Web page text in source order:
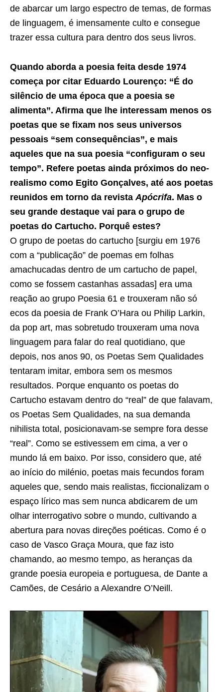
de abarcar um largo espectro de temas, de formas
de linguagem, é imensamente culto e consegue
trazer essa cultura para dentro dos seus livros.
Quando aborda a poesia feita desde 1974
começa por citar Eduardo Lourenço: “É do
silêncio de uma época que a poesia se
alimenta”. Afirma que lhe interessam menos os
poetas que se fixam nos seus universos
pessoais “sem consequências”, e mais
aqueles que na sua poesia “configuram o seu
tempo”. Refere poetas ainda próximos do neo-
realismo como Egito Gonçalves, até aos poetas
reunidos em torno da revistaApócrifa. Mas o
seu grande destaque vai para o grupo de
poetas do Cartucho. Porquê estes?
O grupo de poetas do cartucho [surgiu em 1976
com a “publicação” de poemas em folhas
amachucadas dentro de um cartucho de papel,
como se fossem castanhas assadas] era uma
reação ao grupo Poesia 61 e trouxeram não só
ecos da poesia de Frank O’Hara ou Philip Larkin,
da pop art, mas sobretudo trouxeram uma nova
linguagem para falar do real quotidiano, que
depois, nos anos 90, os Poetas Sem Qualidades
tentaram imitar, embora sem os mesmos
resultados. Porque enquanto os poetas do
Cartucho estavam dentro do “real” de que falavam,
os Poetas Sem Qualidades, na sua demanda
nihilista total, posicionavam-se sempre fora desse
“real”. Como se estivessem em cima, a ver o
mundo lá em baixo. Por isso, considero que, até
ao início do milénio, poetas mais fecundos foram
aqueles que, sendo mais realistas, ficcionalizam o
espaço lírico mas sem nunca abdicarem de um
olhar interrogativo sobre o mundo, cultivando a
abertura para novas direções poéticas. Como é o
caso de Vasco Graça Moura, que faz isto
chamando, ao mesmo tempo, as heranças da
grande poesia europeia e portuguesa, de Dante a
Camões, de Cesário a Alexandre O’Neill.